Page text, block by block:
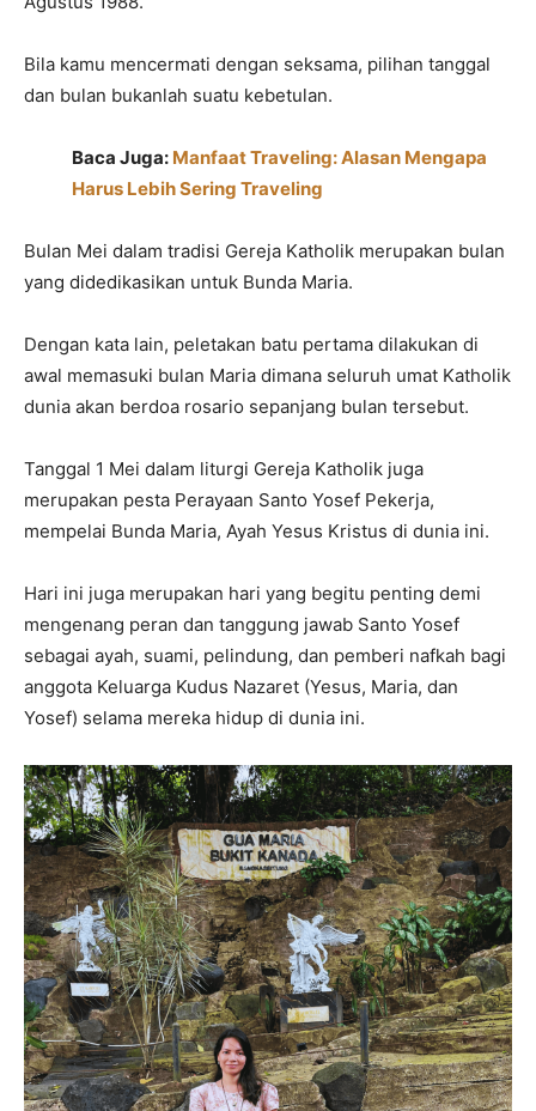
Bila kamu mencermati dengan seksama, pilihan tanggal
dan bulan bukanlah suatu kebetulan.
Baca Juga: Manfaat Traveling: Alasan Mengapa
Harus Lebih Sering Traveling
Bulan Mei dalam tradisi Gereja Katholik merupakan bulan
yang didedikasikan untuk Bunda Maria.
Dengan kata lain, peletakan batu pertama dilakukan di
awal memasuki bulan Maria dimana seluruh umat Katholik
dunia akan berdoa rosario sepanjang bulan tersebut.
Tanggal 1 Mei dalam liturgi Gereja Katholik juga
merupakan pesta Perayaan Santo Yosef Pekerja,
mempelai Bunda Maria, Ayah Yesus Kristus di dunia ini.
Hari ini juga merupakan hari yang begitu penting demi
mengenang peran dan tanggung jawab Santo Yosef
sebagai ayah, suami, pelindung, dan pemberi nafkah bagi
anggota Keluarga Kudus Nazaret (Yesus, Maria, dan
Yosef) selama mereka hidup di dunia ini.